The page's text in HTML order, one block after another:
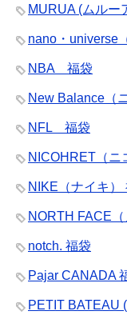
MURUA (ムルー
nano・universe
NBA 福袋
New Balance（
NFL 福袋
NICOHRET（ニ
NIKE（ナイキ）
NORTH FACE
notch. 福袋
Pajar CANADA
PETIT BATEAU